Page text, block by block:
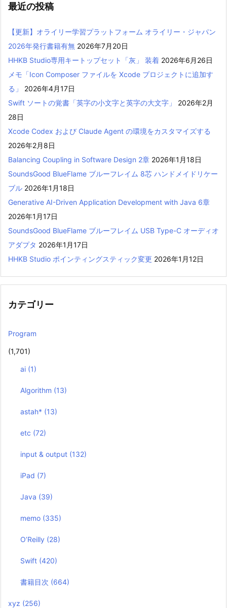
最近の投稿
【更新】オライリー学習プラットフォーム オライリー・ジャパン
2026年発行書籍有無 2026年7月20日
HHKB Studio専用キートップセット「灰」 装着 2026年6月26日
メモ「Icon Composer ファイルを Xcode プロジェクトに追加す
る」
2026年4月17日
Swift ソートの覚書「英字の小文字と英字の大文字」
2026年2月
28日
Xcode Codex および Claude Agent の環境をカスタマイズする
2026年2月8日
Balancing Coupling in Software Design 2章 2026年1月18日
SoundsGood BlueFlame ブルーフレイム 8芯 ハンドメイドリケー
ブル 2026年1月18日
Generative AI-Driven Application Development with Java 6章
2026年1月17日
SoundsGood BlueFlame ブルーフレイム USB Type-C オーディオ
アダプタ 2026年1月17日
HHKB Studio ポインティングスティック変更 2026年1月12日
カテゴリー
Program
(1,701)
ai (1)
Algorithm (13)
astah* (13)
etc (72)
input & output (132)
iPad (7)
Java (39)
memo (335)
O’Reilly (28)
Swift (420)
書籍目次 (664)
xyz (256)